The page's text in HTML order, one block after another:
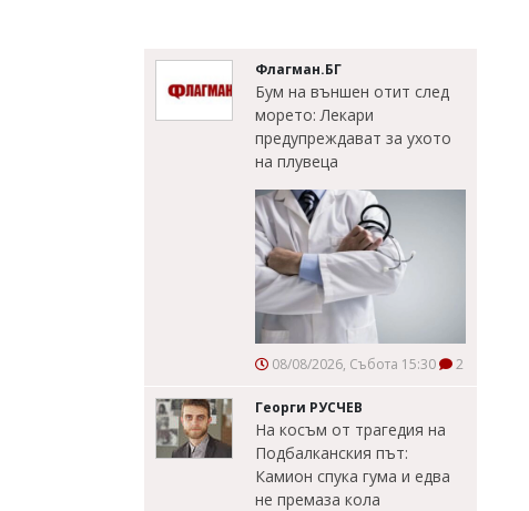
Флагман.БГ
Бум на външен отит след
морето: Лекари
предупреждават за ухото
на плувеца
08/08/2026, Събота 15:30 2
Георги РУСЧЕВ
На косъм от трагедия на
Подбалканския път:
Камион спука гума и едва
не премаза кола